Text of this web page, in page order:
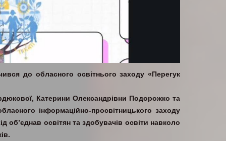
до обласного освітнього заходу «Перегук
Катерини Олександрівни Подорожко та
інформаційно-просвітницького заходу
об’єднав освітян та здобувачів освіти навколо